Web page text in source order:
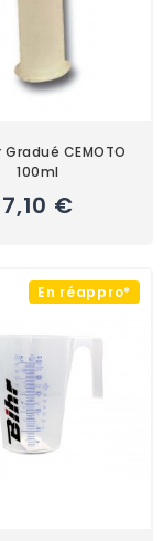
CEMOTO
100ml
7,10 €
En réappro*